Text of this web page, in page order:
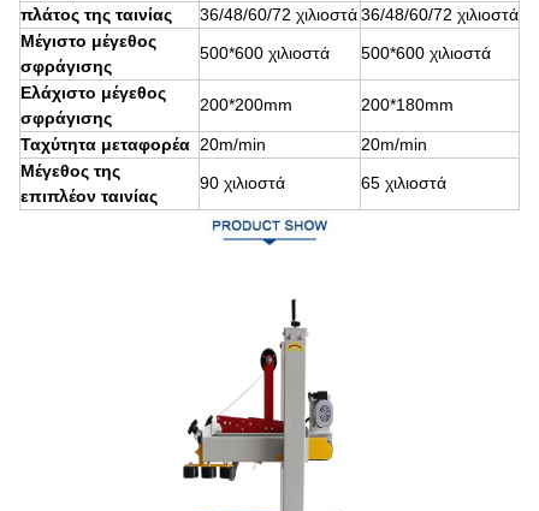
πλάτος της ταινίας
36/48/60/72 χιλιοστά36/48/60/72 χιλιοστά
Μέγιστο μέγεθος
σφράγισης
500*600 χιλιοστά 500*600 χιλιοστά
Ελάχιστο μέγεθος
σφράγισης
200*200mm 200*180mm
Ταχύτητα μεταφορέα 20m/min
20m/min
Μέγεθος της
επιπλέον ταινίας
90 χιλιοστά 65 χιλιοστά